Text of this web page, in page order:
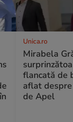
Unica.ro
Mirabela
flancată de
aflat
de Apel